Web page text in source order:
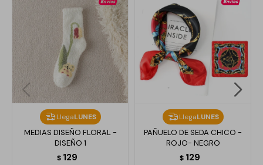
LlegaLUNES
MEDIAS DISEÑO FLORAL -
DISEÑO 1
$ 129
LlegaLUNES
PAÑUELO DE SEDA CHICO -
ROJO- NEGRO
$ 129